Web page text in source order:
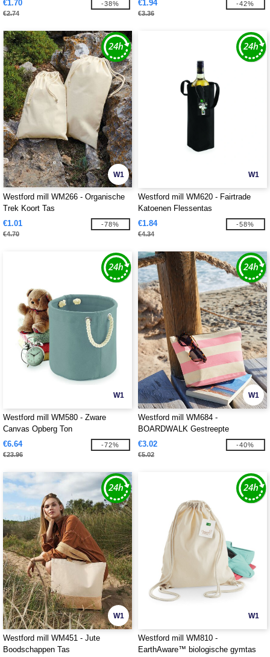
€1.70
€2.74
-38% €1.94
€3.36
-42%
W1
Westford mill WM266 - Organische
Trek Koort Tas
€1.01
€4.70
-78%
W1
Westford mill WM620 - Fairtrade
Katoenen Flessentas
€1.84
€4.34
-58%
W1
Westford mill WM580 - Zware
Canvas Opberg Ton
€6.64
€23.96
-72%
W1
Westford mill WM684 -
BOARDWALK Gestreepte
Accessoires Tas
€3.02
€5.02
-40%
W1
Westford mill WM451 - Jute
Boodschappen Tas
W1
Westford mill WM810 -
EarthAware™ biologische gymtas